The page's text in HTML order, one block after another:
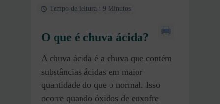
Tempo de leitura : 9 Minutos
O que é chuva ácida?
A chuva ácida é a chuva que contém
substâncias ácidas em maior
quantidade do que o normal. Isso
ocorre quando óxidos de enxofre